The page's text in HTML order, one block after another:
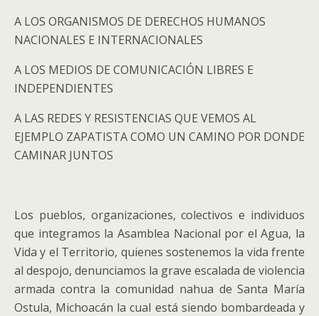
A LOS ORGANISMOS DE DERECHOS HUMANOS
NACIONALES E INTERNACIONALES
A LOS MEDIOS DE COMUNICACIÓN LIBRES E
INDEPENDIENTES
A LAS REDES Y RESISTENCIAS QUE VEMOS AL
EJEMPLO ZAPATISTA COMO UN CAMINO POR DONDE
CAMINAR JUNTOS
Los pueblos, organizaciones, colectivos e individuos
que integramos la Asamblea Nacional por el Agua, la
Vida y el Territorio, quienes sostenemos la vida frente
al despojo, denunciamos la grave escalada de violencia
armada contra la comunidad nahua de Santa María
Ostula, Michoacán la cual está siendo bombardeada y